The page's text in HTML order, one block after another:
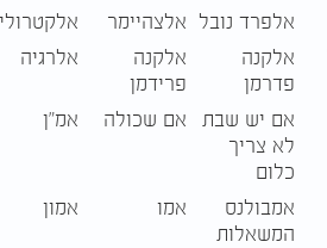
אלפרד נובל אלצהיימר
אלקנה
פדרמן
אלקנה
פרידמן
אלרגיה
אם יש שבת
לא צריך
כלום
אם שכולה אמ"ן
אמבולנס
המשאלות
אמו אמון